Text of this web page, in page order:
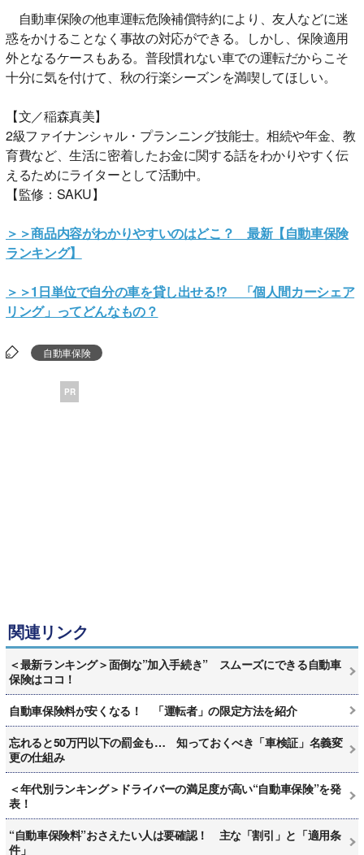
自動車保険の他車運転危険補償特約により、友人などに迷
惑をかけることなく事故の対応ができる。しかし、保険適用
外となるケースもある。普段慣れない車での運転だからこそ
十分に気を付けて、秋の行楽シーズンを満喫してほしい。
【文／稲森真美】
2級ファイナンシャル・プランニング技能士。相続や年金、教
育費など、生活に密着したお金に関する話をわかりやすく伝
えるためにライターとして活動中。
【監修：SAKU】
＞＞商品内容がわかりやすいのはどこ？ 最新【自動車保険
ランキング】
＞＞1日単位で自分の車を貸し出せる!? 「個人間カーシェア
リング」ってどんなもの？
自動車保険
PR
関連リンク
＜最新ランキング＞面倒な”加入手続き” スムーズにできる自動車
保険はココ！
自動車保険料が安くなる！ 「運転者」の限定方法を紹介
忘れると50万円以下の罰金も… 知っておくべき「車検証」名義変
更の仕組み
＜年代別ランキング＞ドライバーの満足度が高い“自動車保険”を発
表！
“自動車保険料”おさえたい人は要確認！ 主な「割引」と「適用条
件」